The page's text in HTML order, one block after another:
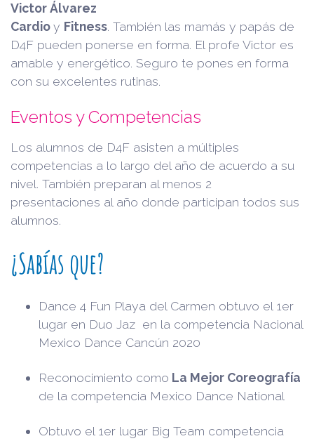
VictorÁlvarez
Cardioy Fitness . También las mamás y papás de
D4F pueden ponerse en forma. El profe Victor es
amable y energético. Seguro te pones en forma
con su excelentes rutinas.
Eventos y Competencias
Los alumnos de D4F asisten a múltiples
competencias a lo largo del año de acuerdo a su
nivel. También preparan al menos 2
presentaciones al año donde participan todos sus
alumnos.
¿Sabías que?
Dance 4 Fun Playa del Carmen obtuvo el 1er
lugar en Duo Jaz en la competencia Nacional
Mexico Dance Cancún 2020
Reconocimiento como La Mejor Coreografía
de la competencia Mexico Dance National
Obtuvo el 1er lugar Big Team competencia